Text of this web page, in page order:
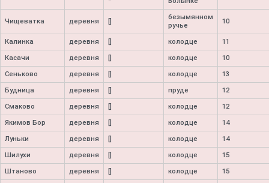
Чищеватка деревня
безымянном
ручье
10
Калинка деревня колодце 11
Касачи деревня колодце 10
Сеньково деревня колодце 13
Будница деревня пруде 12
Смаково деревня колодце 12
Якимов Бор деревня колодце 14
Луньки деревня колодце 14
Шилухи деревня колодце 15
Штаново деревня колодце 15